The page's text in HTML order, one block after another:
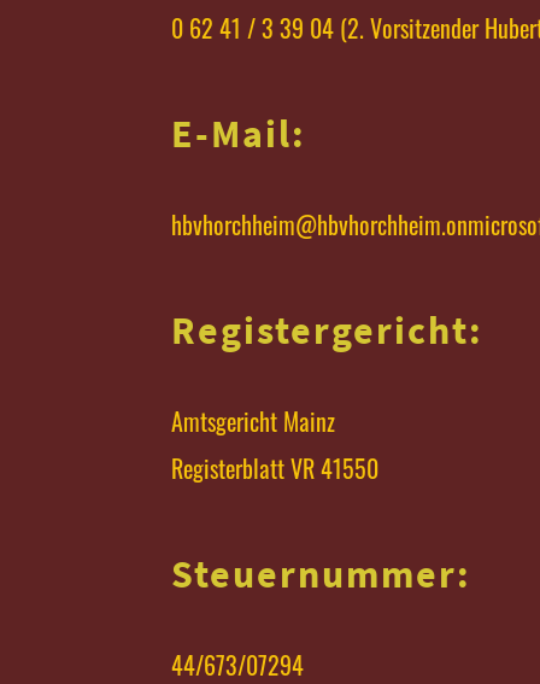
0 62 41 / 3 39 04 (2. Vorsitzender
E-Mail:
Registergericht:
Amtsgericht Mainz
Registerblatt VR 41550
Steuernummer:
44/673/07294